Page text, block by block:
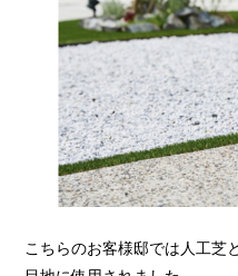
こちらのお客様邸では人工芝